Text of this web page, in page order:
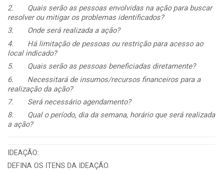
2. Quais serão as pessoas envolvidas na ação para buscar
resolver ou mitigar os problemas identificados?
3.
Onde será realizada a ação?
4. Há limitação de pessoas ou restrição para acesso ao
local indicado?
5. Quais serão as pessoas beneficiadas diretamente?
6. Necessitará de insumos/recursos financeiros para a
realização da ação?
7. Será necessário agendamento?
8. Qual o período, dia da semana, horário que será realizada
a ação?
IDEAÇÃO:
DEFINA OS ITENS DA IDEAÇÃO.